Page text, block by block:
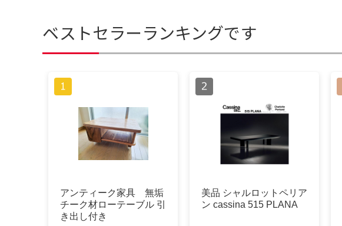
ベストセラーランキングです
アンティーク家具 無垢
チーク材ローテーブル 引
き出し付き
美品 シャルロットペリア
ン cassina 515 PLANA